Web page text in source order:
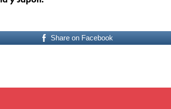
Share on Facebook